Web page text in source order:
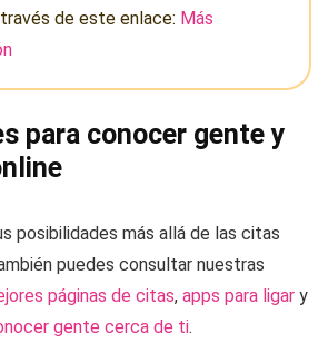
de este enlace: Más
para conocer gente y
posibilidades más allá de las citas
puedes consultar nuestras
páginas de citas, apps para ligar y
gente cerca de ti.